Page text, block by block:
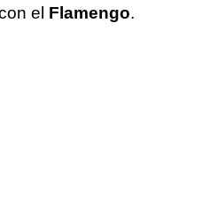
el Flamengo.